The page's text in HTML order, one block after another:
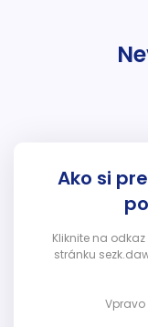
Ako si
Kliknite na
stránku
Vpravo